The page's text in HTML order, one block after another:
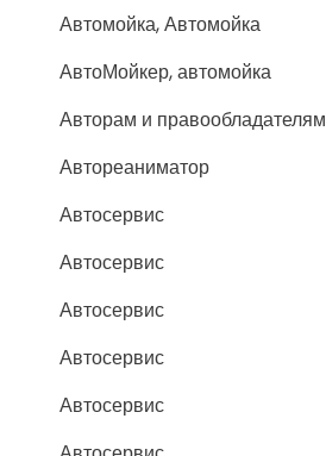
Автомойка, Автомойка
АвтоМойкер, автомойка
Авторам и правообладателям
Автореаниматор
Автосервис
Автосервис
Автосервис
Автосервис
Автосервис